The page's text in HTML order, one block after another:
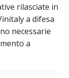
rilasciate in
a difesa
necessarie
a